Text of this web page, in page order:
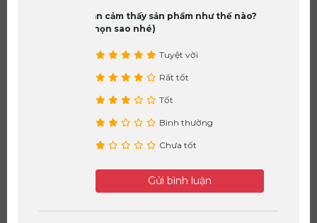
Bạn cảm thấy sản phẩm như thế nào?
(chọn sao nhé)
Tuyệt vời
Rất tốt
Tốt
Bình thường
Chưa tốt
Gửi bình luận